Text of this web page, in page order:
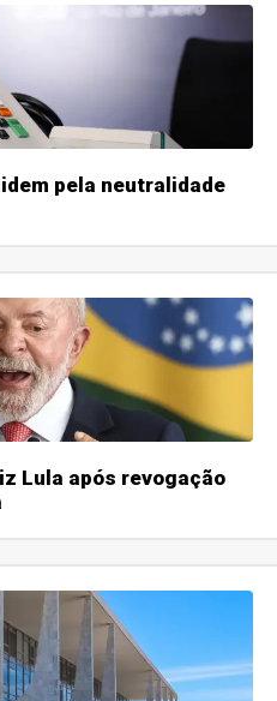
pela neutralidade
Lula após revogação